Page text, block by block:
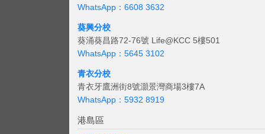
WhatsApp：6608 3632
葵興分校
葵涌葵昌路72-76號 Life@KCC 5樓501
WhatsApp：5645 3102
青衣分校
青衣牙鷹洲街8號灝景灣商場3樓7A
WhatsApp：5932 8919
港島區